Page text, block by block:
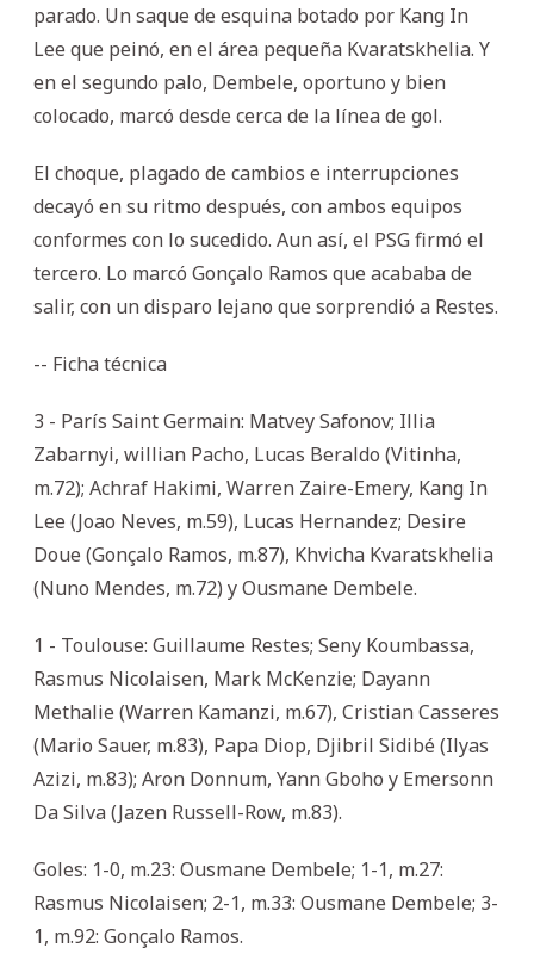
parado. Un saque de esquina botado por Kang In
Lee que peinó, en el área pequeña Kvaratskhelia. Y
en el segundo palo, Dembele, oportuno y bien
colocado, marcó desde cerca de la línea de gol.
El choque, plagado de cambios e interrupciones
decayó en su ritmo después, con ambos equipos
conformes con lo sucedido. Aun así, el PSG firmó el
tercero. Lo marcó Gonçalo Ramos que acababa de
salir, con un disparo lejano que sorprendió a Restes.
-- Ficha técnica
3 - París Saint Germain: Matvey Safonov; Illia
Zabarnyi, willian Pacho, Lucas Beraldo (Vitinha,
m.72); Achraf Hakimi, Warren Zaire-Emery, Kang In
Lee (Joao Neves, m.59), Lucas Hernandez; Desire
Doue (Gonçalo Ramos, m.87), Khvicha Kvaratskhelia
(Nuno Mendes, m.72) y Ousmane Dembele.
1 - Toulouse: Guillaume Restes; Seny Koumbassa,
Rasmus Nicolaisen, Mark McKenzie; Dayann
Methalie (Warren Kamanzi, m.67), Cristian Casseres
(Mario Sauer, m.83), Papa Diop, Djibril Sidibé (Ilyas
Azizi, m.83); Aron Donnum, Yann Gboho y Emersonn
Da Silva (Jazen Russell-Row, m.83).
Goles: 1-0, m.23: Ousmane Dembele; 1-1, m.27:
Rasmus Nicolaisen; 2-1, m.33: Ousmane Dembele; 3-
1, m.92: Gonçalo Ramos.